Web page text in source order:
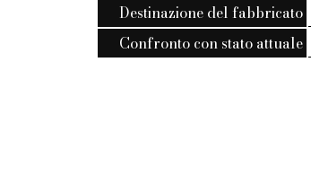
Destinazione del fabbricato
Confronto con stato attuale